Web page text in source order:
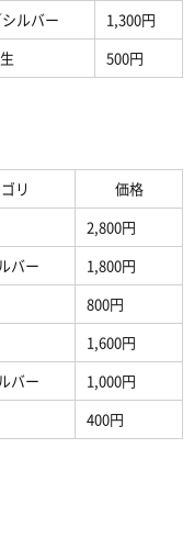
ルバー
1,300円
500円
リ 価格
2,800円
バー
1,800円
800円
1,600円
バー
1,000円
400円